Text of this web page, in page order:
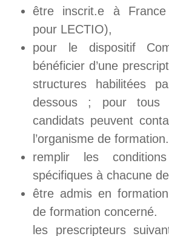
être inscrit.e à
pour LECTIO),
pour le dispositif
bénéficier d’une
structures habilitées
dessous ; pour tous
candidats peuvent
l’organisme de formation.
remplir les
spécifiques à chacune
être admis en
de formation concerné.
les prescripteurs